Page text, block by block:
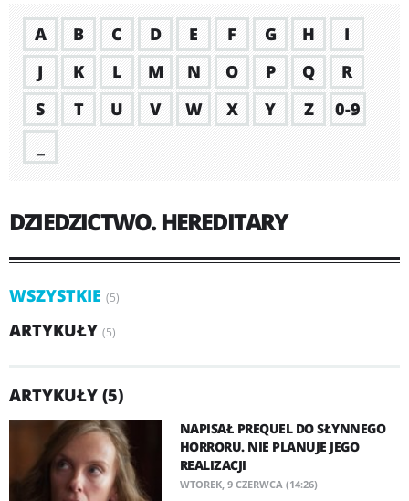
A B C D E F G H
I
J
K L M N O P Q
R
S
T U V W X Y Z
0-9
DZIEDZICTWO. HEREDITARY
WSZYSTKIE (5)
ARTYKUŁY (5)
ARTYKUŁY (5)
NAPISAŁ PREQUEL DO SŁYNNEGO
HORRORU. NIE PLANUJE JEGO
REALIZACJI
WTOREK, 9 CZERWCA (14:26)